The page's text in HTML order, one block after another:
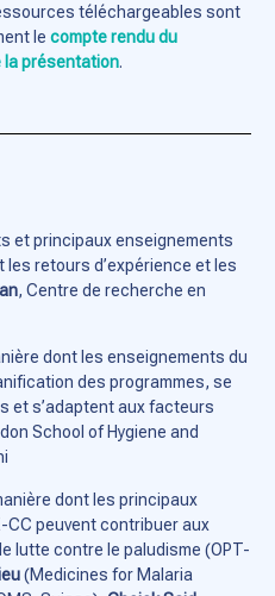
téléchargeables sont
le compte rendu du
la présentation.
et principaux enseignements
les retours d’expérience et les
, Centre de recherche en
dont les enseignements du
des programmes, se
et s’adaptent aux facteurs
School of Hygiene and
dont les principaux
CC peuvent contribuer aux
lutte contre le paludisme (OPT-
(Medicines for Malaria